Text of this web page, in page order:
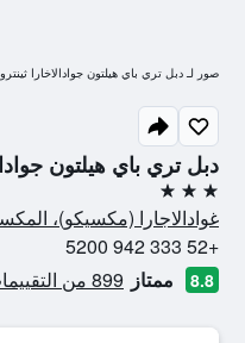
دبل تري باي هيلتون
3 نجوم
غوادالاجارا (مكسيكو)،
+52 333 942 5200
8.8 ممتاز 899 من التقييمات تم التحقق منها
صور لـ دبل تري باي هيلتون جوادالاخارا